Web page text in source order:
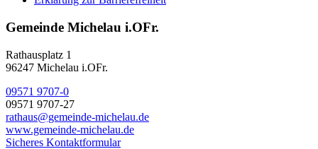
Gemeinde Michelau i.OFr.
Rathausplatz 1
96247 Michelau i.OFr.
09571 9707-0
09571 9707-27
rathaus@gemeinde-michelau.de
www.gemeinde-michelau.de
Sicheres Kontaktformular